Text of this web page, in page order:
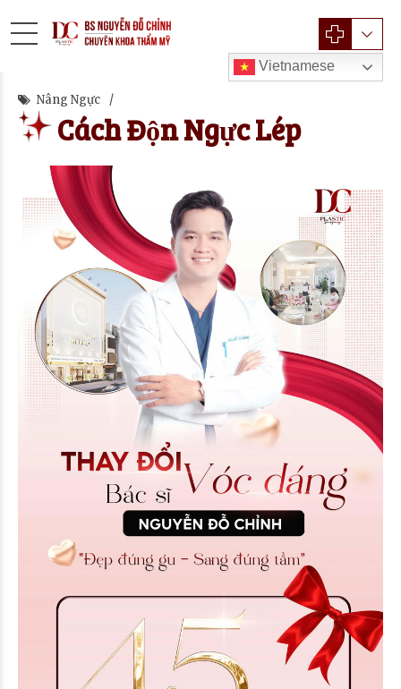
Vietnamese
Nâng Ngực
Cách Độn Ngực Lép